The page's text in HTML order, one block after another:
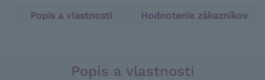
Popis a vlastnosti Hodnotenie zákazníkov
Popis a vlastnosti